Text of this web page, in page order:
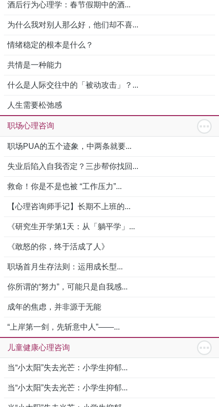
酒后行为心理学：春节假期中的酒...
为什么我对别人那么好，他们却不喜...
情绪稳定的根本是什么？
共情是一种能力
什么是人际交往中的「被动攻击」？...
人生需要松弛感
职场心理咨询
职场PUA的五个迹象，中两条就要...
失业后陷入自我否定？三步帮你找回...
救命！你是不是也被 “工作压力”...
【心理咨询师手记】长期不上班的...
《研究生开学第1天：从「躺平学」...
《敢怒的你，终于活成了人》
职场首月生存法则：运用成长型...
你所谓的“努力”，可能只是自我感...
成年的焦虑，并非源于无能
“上岸第一剑，先斩意中人”——...
儿童健康心理咨询
当“小太阳”失去光芒：小学生抑郁...
当“小太阳”失去光芒：小学生抑郁...